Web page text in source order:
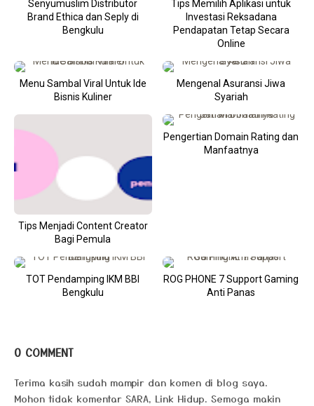
Senyumuslim Distributor
Brand Ethica dan Seply di
Bengkulu
Tips Memilih Aplikasi untuk
Investasi Reksadana
Pendapatan Tetap Secara
Online
Menu Sambal Viral Untuk Ide
Bisnis Kuliner
Mengenal Asuransi Jiwa
Syariah
Tips Menjadi Content Creator
Bagi Pemula
Pengertian Domain Rating dan
Manfaatnya
TOT Pendamping IKM BBI
Bengkulu
ROG PHONE 7 Support Gaming
Anti Panas
0 COMMENT
Terima kasih sudah mampir dan komen di blog saya.
Mohon tidak komentar SARA, Link Hidup. Semoga makin